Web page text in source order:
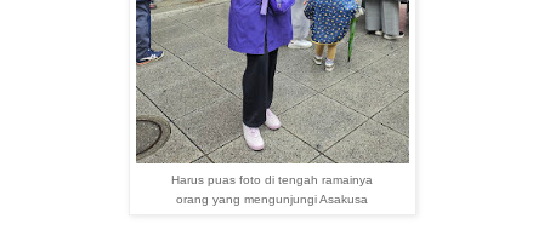
Harus puas foto di tengah ramainya
orang yang mengunjungi Asakusa